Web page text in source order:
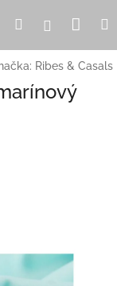
Hľadať
Ribes & Casals